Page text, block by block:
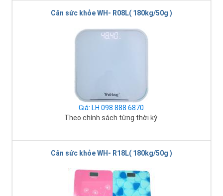
Cân sức khỏe WH- R08L( 180kg/50g )
Giá: LH 098 888 6870
Theo chính sách từng thời kỳ
Cân sức khỏe WH- R18L( 180kg/50g )